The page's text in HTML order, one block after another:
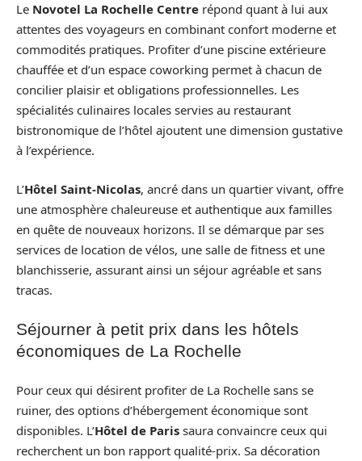
Le Novotel La Rochelle Centre répond quant à lui aux
attentes des voyageurs en combinant confort moderne et
commodités pratiques. Profiter d’une piscine extérieure
chauffée et d’un espace coworking permet à chacun de
concilier plaisir et obligations professionnelles. Les
spécialités culinaires locales servies au restaurant
bistronomique de l’hôtel ajoutent une dimension gustative
à l’expérience.
L’Hôtel Saint-Nicolas, ancré dans un quartier vivant, offre
une atmosphère chaleureuse et authentique aux familles
en quête de nouveaux horizons. Il se démarque par ses
services de location de vélos, une salle de fitness et une
blanchisserie, assurant ainsi un séjour agréable et sans
tracas.
Séjourner à petit prix dans les hôtels
économiques de La Rochelle
Pour ceux qui désirent profiter de La Rochelle sans se
ruiner, des options d’hébergement économique sont
disponibles. L’Hôtel de Paris saura convaincre ceux qui
recherchent un bon rapport qualité-prix. Sa décoration